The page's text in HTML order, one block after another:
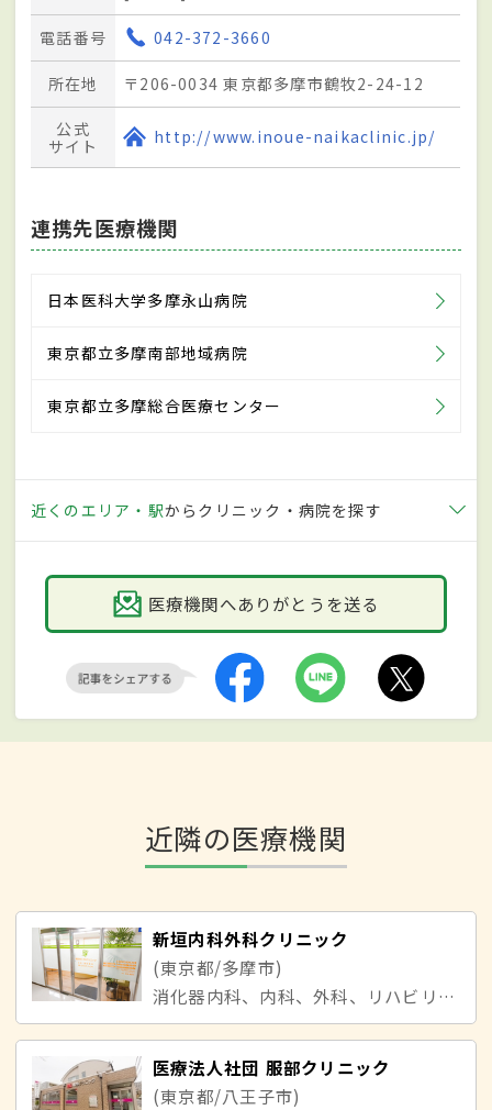
電話番号 042-372-3660
所在地 〒206-0034 東京都多摩市鶴牧2-24-12
公式
サイト
http://www.inoue-naikaclinic.jp/
連携先医療機関
日本医科大学多摩永山病院
東京都立多摩南部地域病院
東京都立多摩総合医療センター
近くのエリア・駅からクリニック・病院を探す
医療機関へありがとうを送る
近隣の医療機関
新垣内科外科クリニック
(東京都/多摩市)
消化器内科、内科、外科、リハビリテーション科
医療法人社団 服部クリニック
(東京都/八王子市)